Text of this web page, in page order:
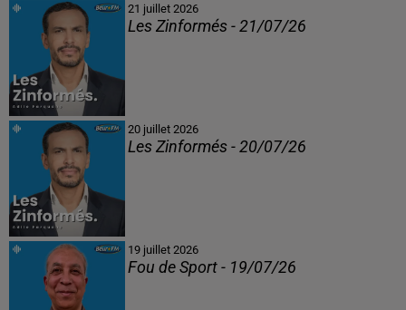
21 juillet 2026
Les Zinformés - 21/07/26
20 juillet 2026
Les Zinformés - 20/07/26
19 juillet 2026
Fou de Sport - 19/07/26